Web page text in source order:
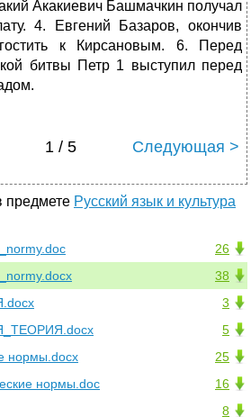
Акакиевич Башмачкин получал
4. Евгений Базаров, окончив
к Кирсановым. 6. Перед
битвы Петр 1 выступил перед
1 / 5 Следующая >
Русский язык и культура
26
38
3
5
25
нормы.docx
16
нормы.doc
8